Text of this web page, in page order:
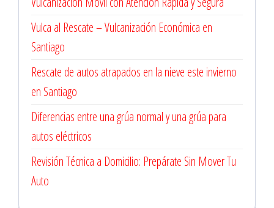
Vulca al Rescate – Vulcanización Económica en
Santiago
Rescate de autos atrapados en la nieve este invierno
en Santiago
Diferencias entre una grúa normal y una grúa para
autos eléctricos
Revisión Técnica a Domicilio: Prepárate Sin Mover Tu
Auto